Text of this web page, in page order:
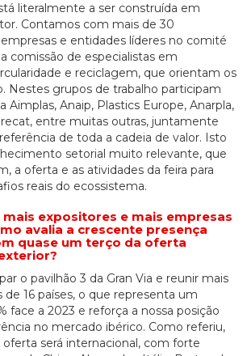
literalmente a ser construída em
Contamos com mais de 30
e entidades líderes no comité
comissão de especialistas em
e reciclagem, que orientam os
Nestes grupos de trabalho participam
Aimplas, Anaip, Plastics Europe, Anarpla,
entre muitas outras, juntamente
de toda a cadeia de valor. Isto
setorial muito relevante, que
a oferta e as atividades da feira para
reais do ecossistema.
expositores e mais empresas
avalia a crescente presença
quase um terço da oferta
o pavilhão 3 da Gran Via e reunir mais
16 países, o que representa um
face a 2023 e reforça a nossa posição
no mercado ibérico. Como referiu,
será internacional, com forte